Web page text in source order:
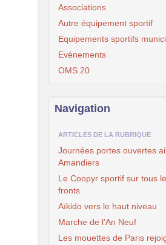
Associations
Autre équipement sportif
Equipements sportifs
Evénements
OMS 20
Navigation
ARTICLES DE LA RUBRIQUE
Journées portes ouvertes
Amandiers
Le Coopyr sportif sur tous
fronts
Aïkido vers le haut niveau
Marche de l’An Neuf
Les mouettes de Paris